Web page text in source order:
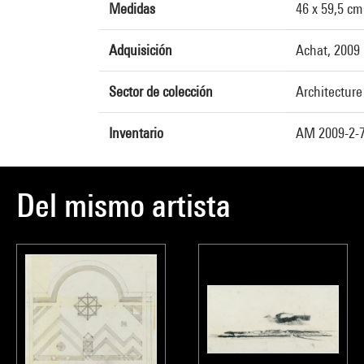
Medidas 46 x 59,5 cm
Adquisición Achat, 2009
Sector de colección Architecture
Inventario AM 2009-2-
Del mismo artista